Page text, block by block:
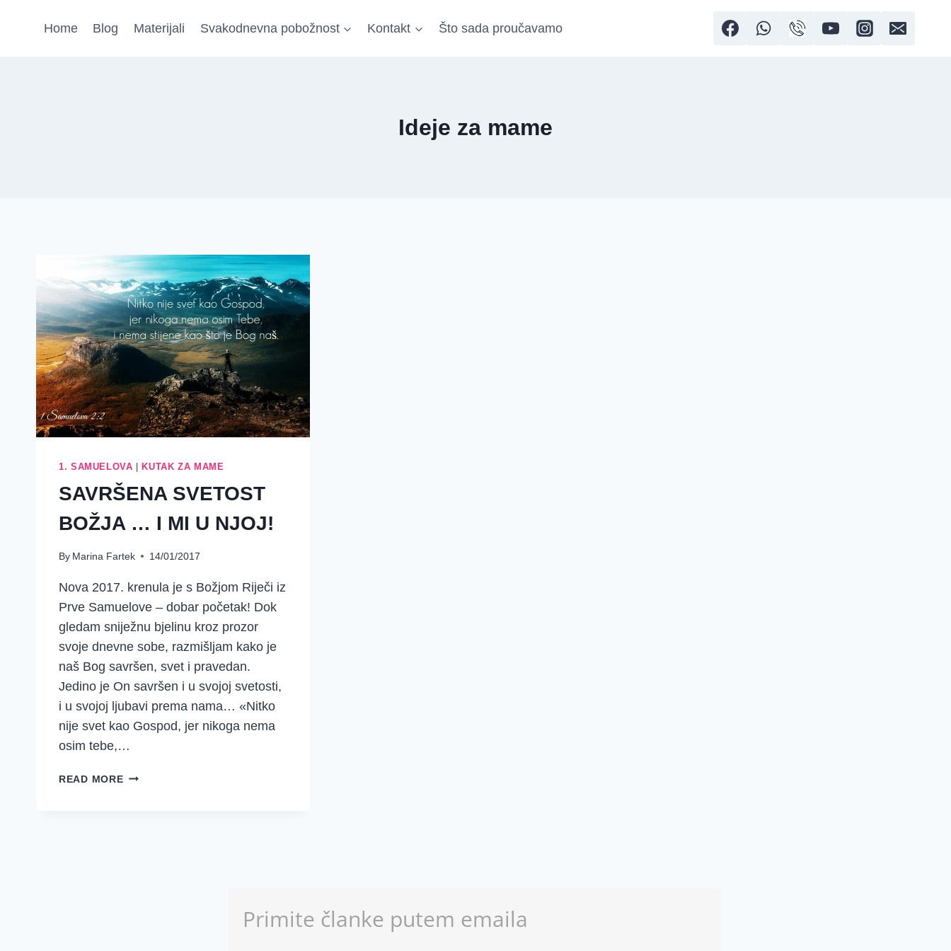
Home Blog Materijali Svakodnevna pobožnost Kontakt Što sada proučavamo
Ideje za mame
1. SAMUELOVA KUTAK ZA MAME
SAVRŠENA SVETOST
BOŽJA … I MI U NJOJ!
By Marina Fartek 14/01/2017
Nova 2017. krenula je s Božjom Riječi iz
Prve Samuelove – dobar početak! Dok
gledam sniježnu bjelinu kroz prozor
svoje dnevne sobe, razmišljam kako je
naš Bog savršen, svet i pravedan.
Jedino je On savršen i u svojoj svetosti,
i u svojoj ljubavi prema nama… «Nitko
nije svet kao Gospod, jer nikoga nema
osim tebe,…
READ MORESAVRŠENA
Primite članke putem emaila